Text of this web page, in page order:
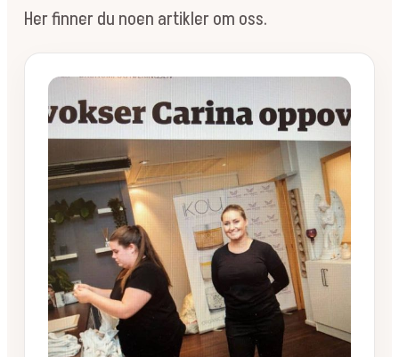
Her finner du noen artikler om oss.